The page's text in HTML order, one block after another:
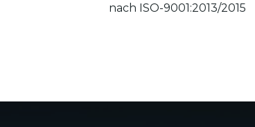
nach ISO-9001:2013/2015